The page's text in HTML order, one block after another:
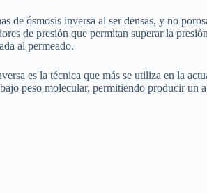
de ósmosis inversa al ser densas, y no
de presión que permitan superar la
al permeado.
es la técnica que más se utiliza en la
peso molecular, permitiendo producir un